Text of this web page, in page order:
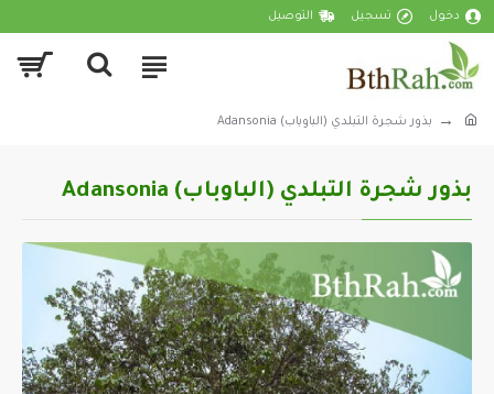
دخول تسجيل التوصيل
بذور شجرة التبلدي (الباوباب) Adansonia
بذور شجرة التبلدي (الباوباب) Adansonia